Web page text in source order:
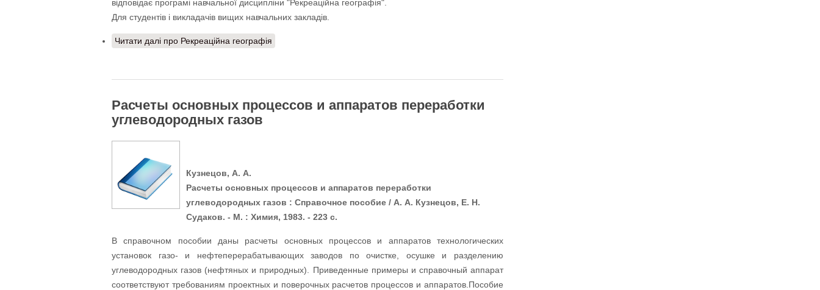
відповідає програмі навчальної дисципліни "Рекреаційна географія".
Для студентів і викладачів вищих навчальних закладів.
Читати далі про Рекреаційна географія
Расчеты основных процессов и аппаратов переработки
углеводородных газов
Кузнецов, А. А.
Расчеты основных процессов и аппаратов переработки
углеводородных газов : Справочное пособие / А. А. Кузнецов, Е. Н.
Судаков. - М. : Химия, 1983. - 223 с.
В справочном пособии даны расчеты основных процессов и аппаратов технологических
установок газо- и нефтеперерабатывающих заводов по очистке, осушке и разделению
углеводородных газов (нефтяных и природных). Приведенные примеры и справочный аппарат
соответствуют требованиям проектных и поверочных расчетов процессов и аппаратов.Пособие